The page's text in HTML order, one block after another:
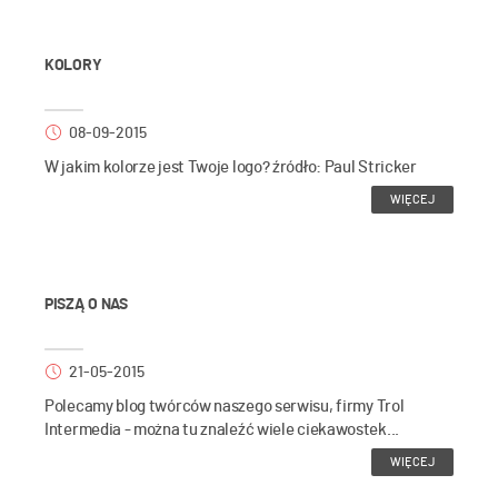
KOLORY
08-09-2015
W jakim kolorze jest Twoje logo? źródło: Paul Stricker
WIĘCEJ
PISZĄ O NAS
21-05-2015
Polecamy blog twórców naszego serwisu, firmy Trol
Intermedia - można tu znaleźć wiele ciekawostek...
WIĘCEJ